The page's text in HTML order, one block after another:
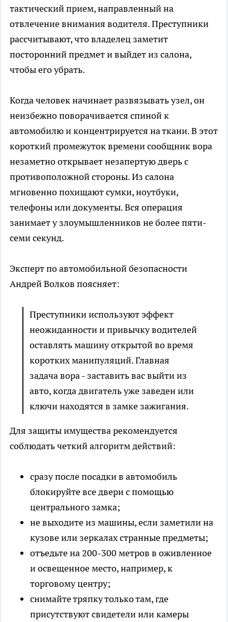
тактический прием, направленный на
отвлечение внимания водителя. Преступники
рассчитывают, что владелец заметит
посторонний предмет и выйдет из салона,
чтобы его убрать.
Когда человек начинает развязывать узел, он
неизбежно поворачивается спиной к
автомобилю и концентрируется на ткани. В этот
короткий промежуток времени сообщник вора
незаметно открывает незапертую дверь с
противоположной стороны. Из салона
мгновенно похищают сумки, ноутбуки,
телефоны или документы. Вся операция
занимает у злоумышленников не более пяти-
семи секунд.
Эксперт по автомобильной безопасности
Андрей Волков поясняет:
Преступники используют эффект
неожиданности и привычку водителей
оставлять машину открытой во время
коротких манипуляций. Главная
задача вора - заставить вас выйти из
авто, когда двигатель уже заведен или
ключи находятся в замке зажигания.
Для защиты имущества рекомендуется
соблюдать четкий алгоритм действий:
сразу после посадки в автомобиль
блокируйте все двери с помощью
центрального замка;
не выходите из машины, если заметили на
кузове или зеркалах странные предметы;
отъедьте на 200-300 метров в оживленное
и освещенное место, например, к
торговому центру;
снимайте тряпку только там, где
присутствуют свидетели или камеры